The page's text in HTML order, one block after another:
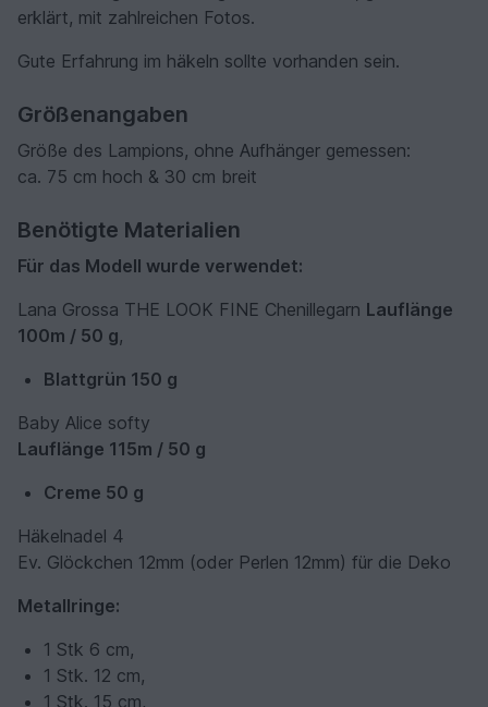
erklärt, mit zahlreichen Fotos.
Gute Erfahrung im häkeln sollte vorhanden sein.
Größenangaben
Größe des Lampions, ohne Aufhänger gemessen:
ca. 75 cm hoch & 30 cm breit
Benötigte Materialien
Für das Modell wurde verwendet:
Lana Grossa THE LOOK FINE Chenillegarn Lauflänge
100m / 50 g,
Blattgrün 150 g
Baby Alice softy
Lauflänge 115m / 50 g
Creme 50 g
Häkelnadel 4
Ev. Glöckchen 12mm (oder Perlen 12mm) für die Deko
Metallringe:
1 Stk 6 cm,
1 Stk. 12 cm,
1 Stk. 15 cm,